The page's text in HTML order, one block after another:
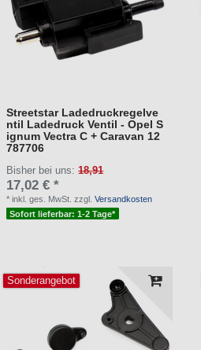
Streetstar Ladedruckregelve
ntil Ladedruck Ventil - Opel S
ignum Vectra C + Caravan 12
787706
Bisher bei uns:18,91
17,02 € *
*inkl. ges. MwSt. zzgl.Versandkosten
Sofort lieferbar: 1-2 Tage*
Sonderangebot